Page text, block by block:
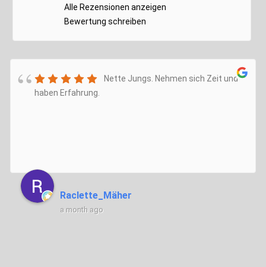
Alle Rezensionen anzeigen
Bewertung schreiben
Nette Jungs. Nehmen sich Zeit und
haben Erfahrung.
Raclette_Mäher
a month ago